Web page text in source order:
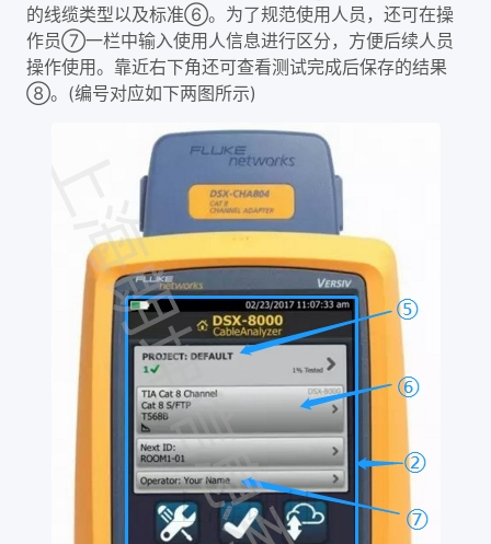
的线缆类型以及标准⑥。为了规范使用人员，还可在操
作员⑦一栏中输入使用人信息进行区分，方便后续人员
操作使用。靠近右下角还可查看测试完成后保存的结果
⑧。(编号对应如下两图所示)